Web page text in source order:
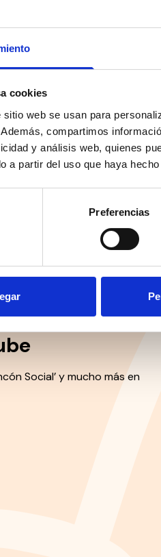
cookies
web se usan para
compartimos
y análisis web, quienes
a partir del uso que haya
Preferencias
la accesibilidad universal.
de una persona de
de apoyo.
ya se está programando
el personal valorador en las
hay actualmente 4,38
en:
Social’ y mucho más en